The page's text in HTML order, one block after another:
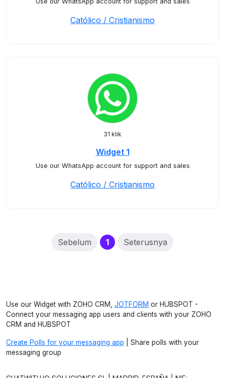
Católico / Cristianismo
31 klik
Widget 1
Use our WhatsApp account for support and sales
Católico / Cristianismo
Sebelum 1(current)
Seterusnya
Use our Widget with ZOHO CRM, JOTFORM or HUBSPOT -
Connect your messaging app users and clients with your ZOHO
CRM and HUBSPOT
Create Polls for your messaging app | Share polls with your
messaging group